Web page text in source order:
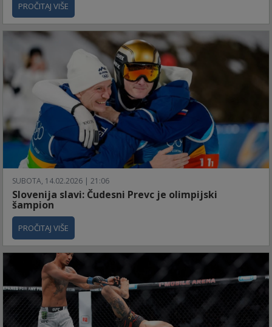
PROČITAJ VIŠE
SUBOTA, 14.02.2026 | 21:06
Slovenija slavi: Čudesni Prevc je olimpijski
šampion
PROČITAJ VIŠE